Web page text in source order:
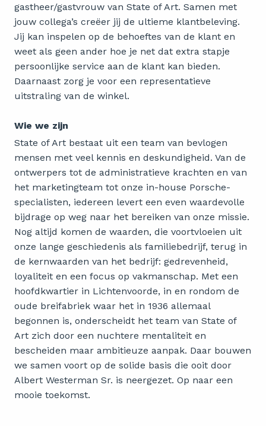
gastheer/gastvrouw van State of Art. Samen met
jouw collega’s creëer jij de ultieme klantbeleving.
Jij kan inspelen op de behoeftes van de klant en
weet als geen ander hoe je net dat extra stapje
persoonlijke service aan de klant kan bieden.
Daarnaast zorg je voor een representatieve
uitstraling van de winkel.
Wie we zijn
State of Art bestaat uit een team van bevlogen
mensen met veel kennis en deskundigheid. Van de
ontwerpers tot de administratieve krachten en van
het marketingteam tot onze in-house Porsche-
specialisten, iedereen levert een even waardevolle
bijdrage op weg naar het bereiken van onze missie.
Nog altijd komen de waarden, die voortvloeien uit
onze lange geschiedenis als familiebedrijf, terug in
de kernwaarden van het bedrijf: gedrevenheid,
loyaliteit en een focus op vakmanschap. Met een
hoofdkwartier in Lichtenvoorde, in en rondom de
oude breifabriek waar het in 1936 allemaal
begonnen is, onderscheidt het team van State of
Art zich door een nuchtere mentaliteit en
bescheiden maar ambitieuze aanpak. Daar bouwen
we samen voort op de solide basis die ooit door
Albert Westerman Sr. is neergezet. Op naar een
mooie toekomst.